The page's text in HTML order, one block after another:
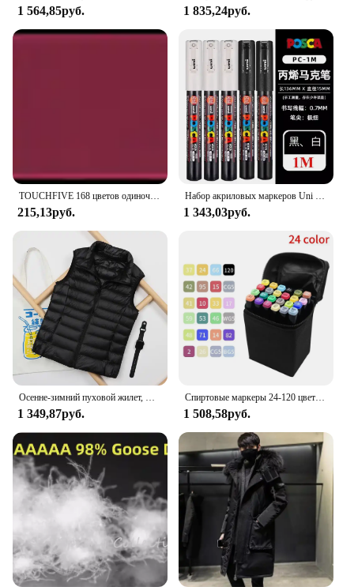
1 564,85руб. 1 835,24руб.
TOUCHFIVE 168 цветов одиночные художественные маркеры Кисть ручка эскиз на спиртовой основе маркеры двойная головка манга ручки для рисования товары для рукоделия
215,13руб.
Набор акриловых маркеров Uni Posca, 5/8/12/16 шт. Marcadores, художественные маркеры для наскальной живописи, ткани, граффити, художников, рукоделия, манги
1 343,03руб.
1 349,87руб.
Спиртовые маркеры 24-120 цветов, одиночные художественные маркеры, кисть, ручка, эскизные маркеры на основе двойной головки, ручки для рисования манги
1 508,58руб.